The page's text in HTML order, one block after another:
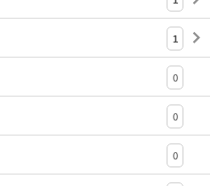
1
0
0
0